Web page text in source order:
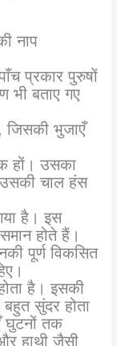
नाप
प्रकार पुरुषों
भी बताए गए
जिसकी भुजाएँ
हों। उसका
चाल हंस
है। इस
होते हैं।
पूर्ण विकसित
है। इसकी
सुंदर होता
घुटनों तक
हाथी जैसी